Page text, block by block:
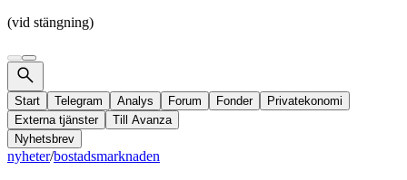
(vid stängning)
Start Telegram Analys Forum Fonder
Privatekonomi
Externa tjänster
Till Avanza
Nyhetsbrev
nyheter/bostadsmarknaden